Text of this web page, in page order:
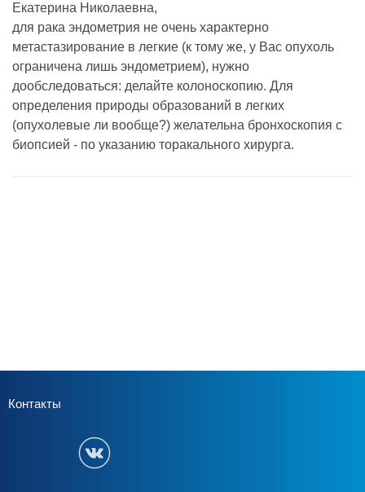
Екатерина Николаевна,
для рака эндометрия не очень характерно
метастазирование в легкие (к тому же, у Вас опухоль
ограничена лишь эндометрием), нужно
дообследоваться: делайте колоноскопию. Для
определения природы образований в легких
(опухолевые ли вообще?) желательна бронхоскопия с
биопсией - по указанию торакального хирурга.
Контакты